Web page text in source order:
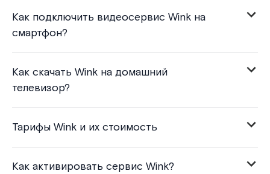
Как подключить видеосервис Wink на
смартфон?
Как скачать Wink на домашний
телевизор?
Тарифы Wink и их стоимость
Как активировать сервис Wink?